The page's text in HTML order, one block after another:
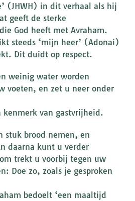
(JHWH) in dit verhaal als hij
geeft de sterke
God heeft met Avraham.
steeds ‘mijn heer’ (Adonai)
Dit duidt op respect.
weinig water worden
voeten, en zet u neer onder
kenmerk van gastvrijheid.
stuk brood nemen, en
daarna kunt u verder
trekt u voorbij tegen uw
Doe zo, zoals je gesproken
bedoelt ‘een maaltijd